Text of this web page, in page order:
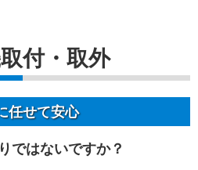
付・取外
任せて安心
ではないですか？